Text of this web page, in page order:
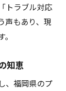
トラブル対応
声もあり、現
知恵
、福岡県のプ